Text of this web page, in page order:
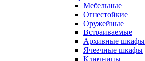
Мебельные
Огнестойкие
Оружейные
Встраиваемые
Архивные шкафы
Ячеечные шкафы
Ключницы